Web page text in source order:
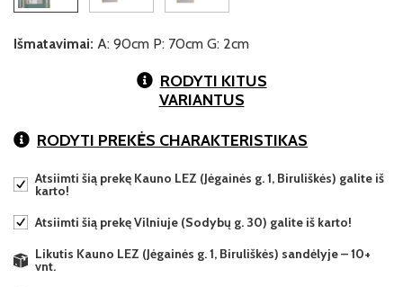
Išmatavimai: A: 90cm P: 70cm G: 2cm
RODYTI KITUS
VARIANTUS
RODYTI PREKĖS CHARAKTERISTIKAS
Atsiimti šią prekę Kauno LEZ (Jėgainės g. 1, Biruliškės) galite iš
karto!
Atsiimti šią prekę Vilniuje (Sodybų g. 30) galite iš karto!
Likutis Kauno LEZ (Jėgainės g. 1, Biruliškės) sandėlyje – 10+
vnt.